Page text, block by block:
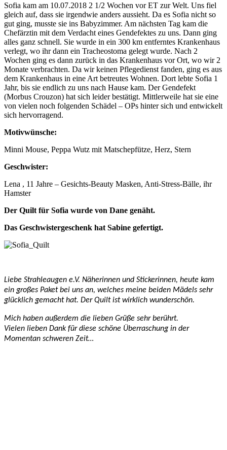
Sofia kam am 10.07.2018 2 1/2 Wochen vor ET zur Welt. Uns fiel
gleich auf, dass sie irgendwie anders aussieht. Da es Sofia nicht so
gut ging, musste sie ins Babyzimmer. Am nächsten Tag kam die
Chefärztin mit dem Verdacht eines Gendefektes zu uns. Dann ging
alles ganz schnell. Sie wurde in ein 300 km entferntes Krankenhaus
verlegt, wo ihr dann ein Tracheostoma gelegt wurde. Nach 2
Wochen ging es dann zurück in das Krankenhaus vor Ort, wo wir 2
Monate verbrachten. Da wir keinen Pflegedienst fanden, ging es aus
dem Krankenhaus in eine Art betreutes Wohnen. Dort lebte Sofia 1
Jahr, bis sie endlich zu uns nach Hause kam. Der Gendefekt
(Morbus Crouzon) hat sich leider bestätigt. Mittlerweile hat sie eine
von vielen noch folgenden Schädel – OPs hinter sich und entwickelt
sich hervorragend.
Motivwünsche:
Minni Mouse, Peppa Wutz mit Matschepfütze, Herz, Stern
Geschwister:
Lena , 11 Jahre – Gesichts-Beauty Masken, Anti-Stress-Bälle, ihr
Hamster
Der Quilt für Sofia wurde von Dane genäht.
Das Geschwistergeschenk hat Sabine gefertigt.
Liebe Strahleaugen e.V. Näherinnen und Stickerinnen, heute kam
ein großes Paket bei uns an, welches meine beiden Mädels sehr
glücklich gemacht hat. Der Quilt ist wirklich wunderschön.
Mich haben außerdem die lieben Grüße sehr berührt.
Vielen lieben Dank für diese schöne Überraschung in der
Momentan schweren Zeit…